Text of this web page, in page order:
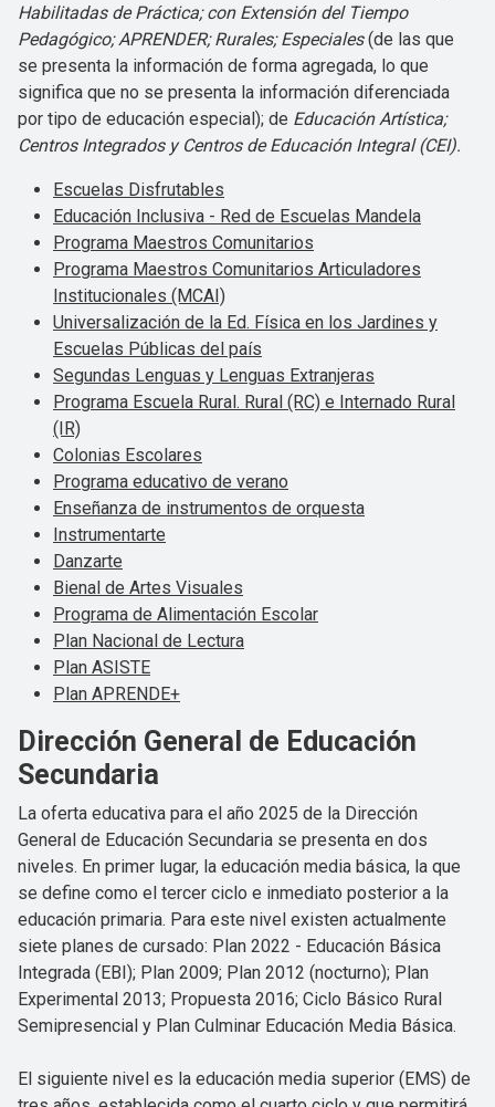
Habilitadas de Práctica; con Extensión del Tiempo
Pedagógico; APRENDER; Rurales; Especiales(de las que
se presenta la información de forma agregada, lo que
significa que no se presenta la información diferenciada
por tipo de educación especial); de Educación Artística;
Centros Integrados y Centros de Educación Integral (CEI).
Escuelas Disfrutables
Educación Inclusiva - Red de Escuelas Mandela
Programa Maestros Comunitarios
Programa Maestros Comunitarios Articuladores
Institucionales (MCAI)
Universalización de la Ed. Física en los Jardines y
Escuelas Públicas del país
Segundas Lenguas y Lenguas Extranjeras
Programa Escuela Rural. Rural (RC) e Internado Rural
(IR)
Colonias Escolares
Programa educativo de verano
Enseñanza de instrumentos de orquesta
Instrumentarte
Danzarte
Bienal de Artes Visuales
Programa de Alimentación Escolar
Plan Nacional de Lectura
Plan ASISTE
Plan APRENDE+
Dirección General de Educación
Secundaria
La oferta educativa para el año 2025 de la Dirección
General de Educación Secundaria se presenta en dos
niveles. En primer lugar, la educación media básica, la que
se define como el tercer ciclo e inmediato posterior a la
educación primaria. Para este nivel existen actualmente
siete planes de cursado: Plan 2022 - Educación Básica
Integrada (EBI); Plan 2009; Plan 2012 (nocturno); Plan
Experimental 2013; Propuesta 2016; Ciclo Básico Rural
Semipresencial y Plan Culminar Educación Media Básica.
El siguiente nivel es la educación media superior (EMS) de